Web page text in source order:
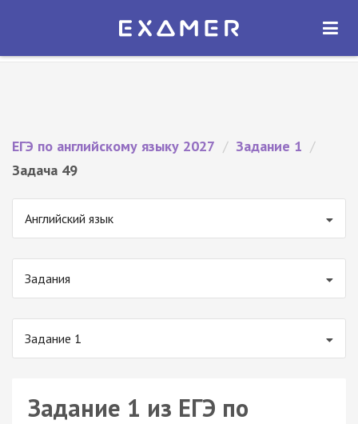
Экзамер — ЕГЭ 2027
ОТКРЫТЬ
ЕГЭ по английскому языку 2027 / Задание 1 /
Задача 49
Английский язык
Задания
Задание 1
Задание 1 из ЕГЭ по